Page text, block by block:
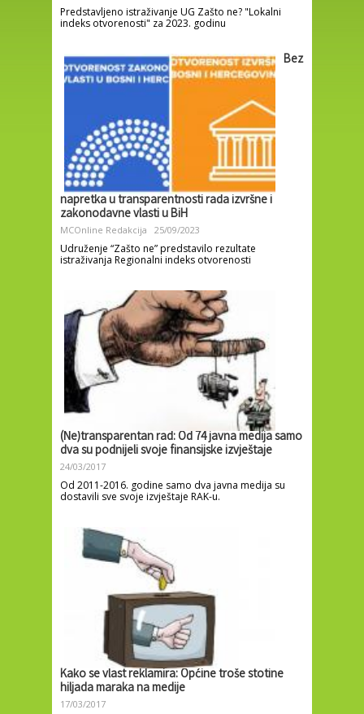
Predstavljeno istraživanje UG Zašto ne? "Lokalni
indeks otvorenosti" za 2023. godinu
Bez
napretka u transparentnosti rada izvršne i
zakonodavne vlasti u BiH
MCOnline Redakcija 25/09/2023
Udruženje “Zašto ne” predstavilo rezultate
istraživanja Regionalni indeks otvorenosti
(Ne)transparentan rad: Od 74 javna medija samo
dva su podnijeli svoje finansijske izvještaje
24/03/2017
Od 2011-2016. godine samo dva javna medija su
dostavili sve svoje izvještaje RAK-u.
Kako se vlast reklamira: Općine troše stotine
hiljada maraka na medije
17/03/2017